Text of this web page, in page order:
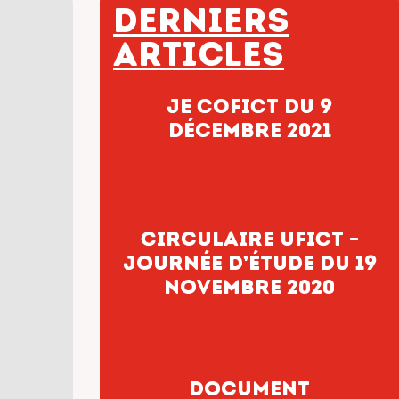
Derniers
articles
JE COFICT du 9
décembre 2021
Circulaire UFICT –
Journée d’étude du 19
novembre 2020
Document